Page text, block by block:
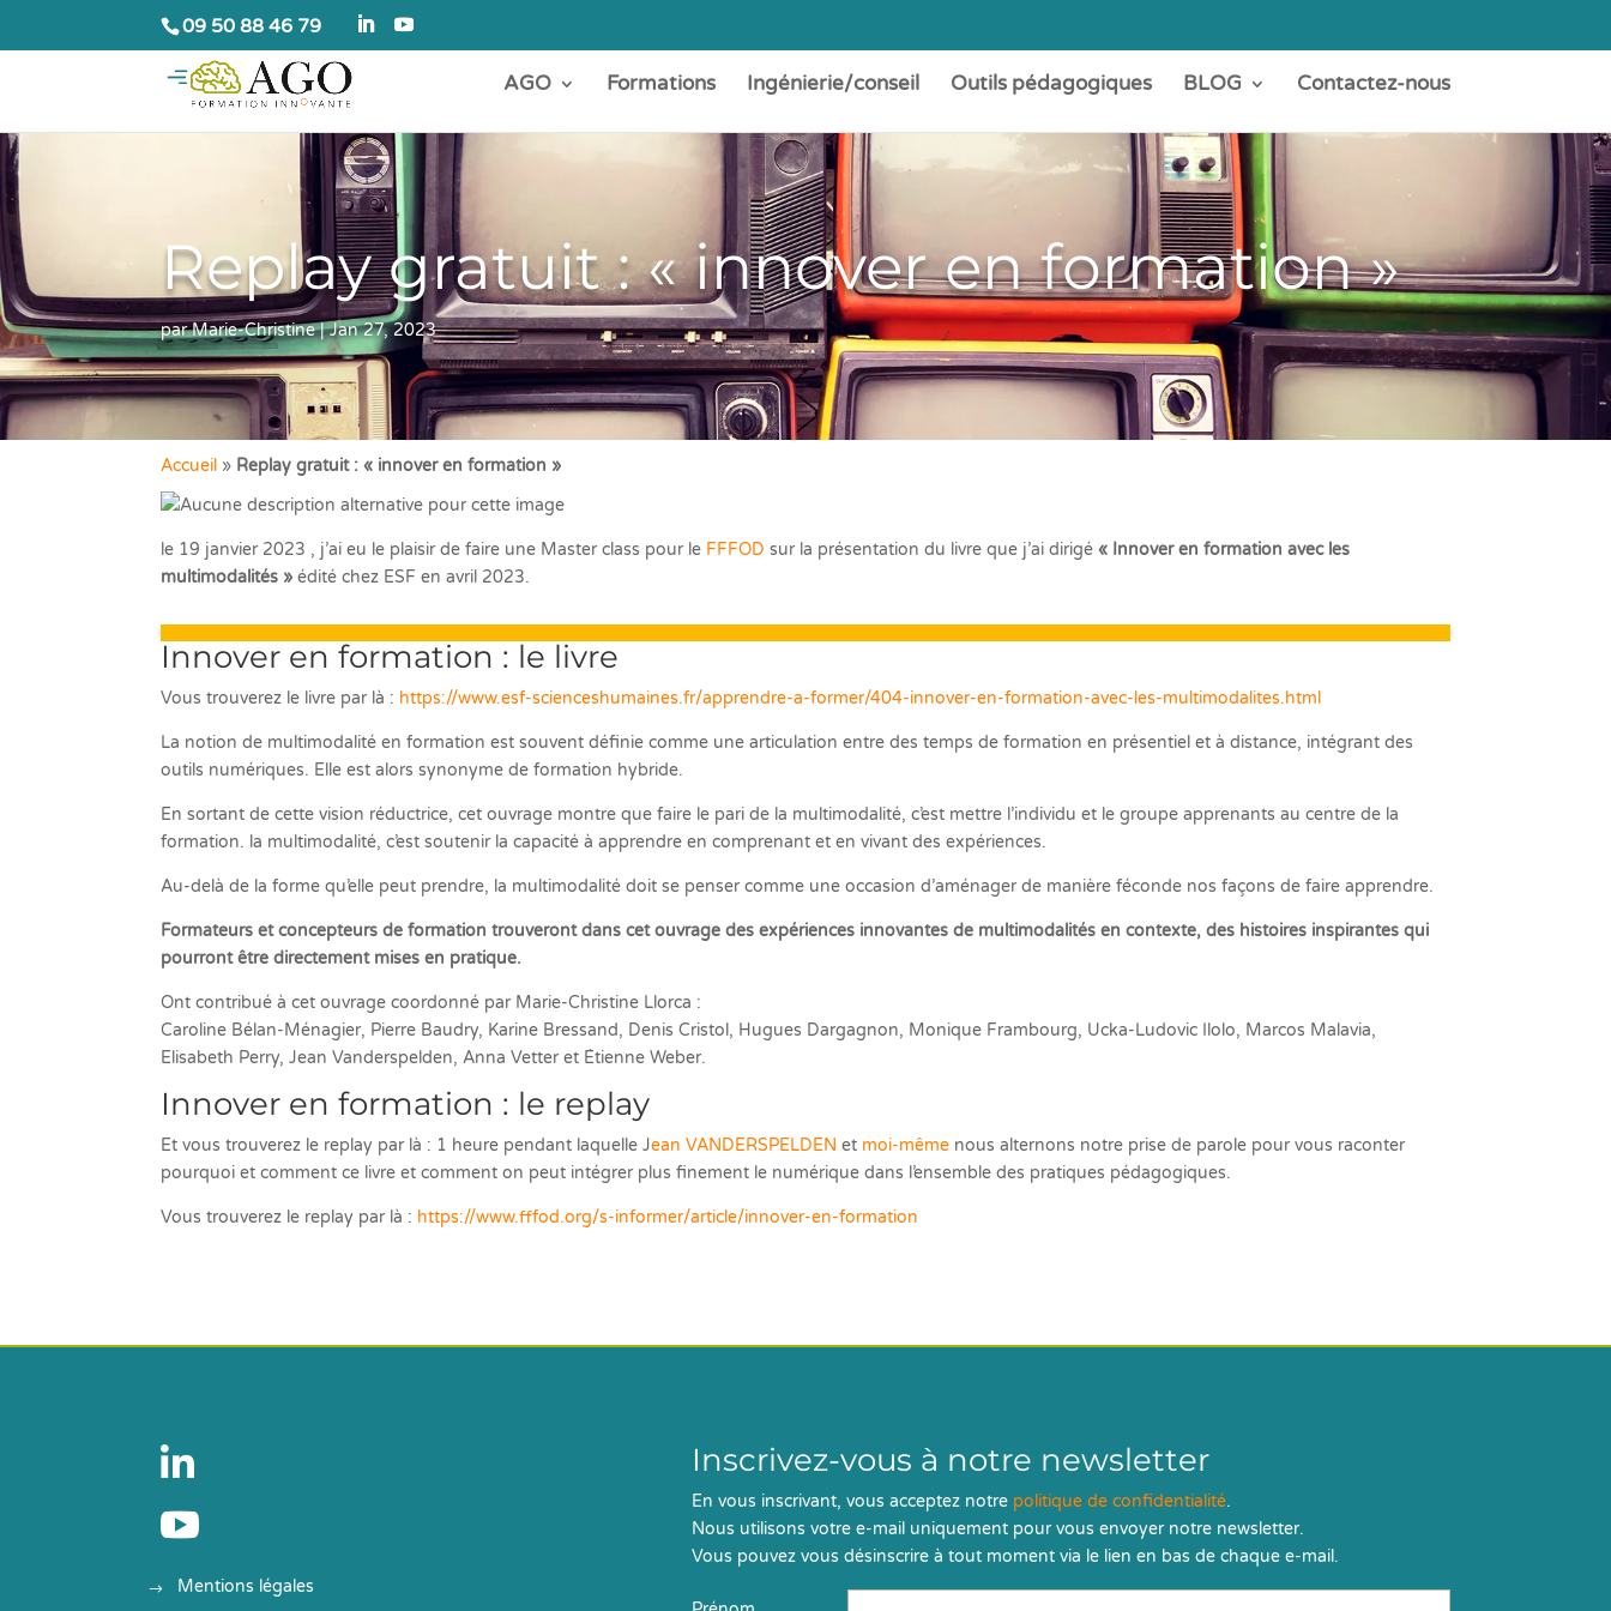
09 50 88 46 79
AGO Formations Ingénierie/conseil Outils pédagogiques BLOG Contactez-nous
Replay gratuit : « innover en formation »
parMarie-Christine|Jan 27, 2023
Accueil » Replay gratuit : « innover en formation »
le 19 janvier 2023 , j’ai eu le plaisir de faire une Master class pour le FFFOD sur la présentation du livre que j’ai dirigé« Innover en formation avec les
multimodalités »édité chez ESF en avril 2023.
Innover en formation : le livre
Vous trouverez le livre par là : https://www.esf-scienceshumaines.fr/apprendre-a-former/404-innover-en-formation-avec-les-multimodalites.html
La notion de multimodalité en formation est souvent définie comme une articulation entre des temps de formation en présentiel et à distance, intégrant des
outils numériques. Elle est alors synonyme de formation hybride.
En sortant de cette vision réductrice, cet ouvrage montre que faire le pari de la multimodalité, c’est mettre l’individu et le groupe apprenants au centre de la
formation. la multimodalité, c’est soutenir la capacité à apprendre en comprenant et en vivant des expériences.
Au-delà de la forme qu’elle peut prendre, la multimodalité doit se penser comme une occasion d’aménager de manière féconde nos façons de faire apprendre.
Formateurs et concepteurs de formation trouveront dans cet ouvrage des expériences innovantes de multimodalités en contexte, des histoires inspirantes qui
pourront être directement mises en pratique.
Ont contribué à cet ouvrage coordonné par Marie-Christine Llorca :
Caroline Bélan-Ménagier, Pierre Baudry, Karine Bressand, Denis Cristol, Hugues Dargagnon, Monique Frambourg, Ucka-Ludovic Ilolo, Marcos Malavia,
Elisabeth Perry, Jean Vanderspelden, Anna Vetter et Étienne Weber.
Innover en formation : le replay
Et vous trouverez le replay par là : 1 heure pendant laquelle Jean VANDERSPELDEN et moi-même nous alternons notre prise de parole pour vous raconter
pourquoi et comment ce livre et comment on peut intégrer plus finement le numérique dans l’ensemble des pratiques pédagogiques.
Vous trouverez le replay par là : https://www.fffod.org/s-informer/article/innover-en-formation


Mentions légales
Inscrivez-vous à notre newsletter
En vous inscrivant, vous acceptez notre politique de confidentialité.
Nous utilisons votre e-mail uniquement pour vous envoyer notre newsletter.
Vous pouvez vous désinscrire à tout moment via le lien en bas de chaque e-mail.